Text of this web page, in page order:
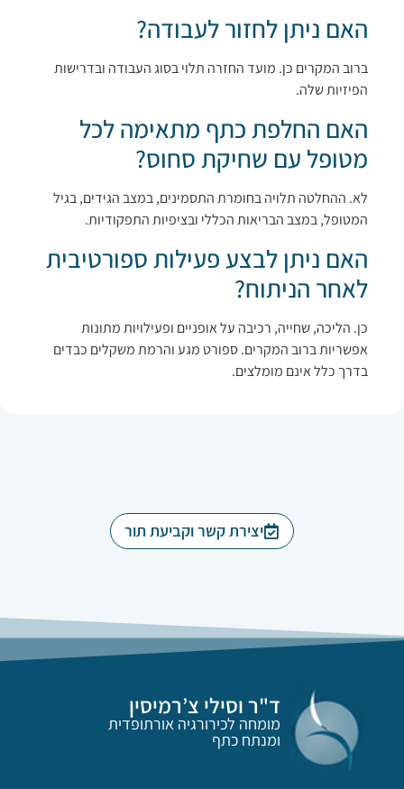
האם ניתן לחזור לעבודה?
ברוב המקרים כן. מועד החזרה תלוי בסוג העבודה ובדרישות
הפיזיות שלה.
האם החלפת כתף מתאימה לכל
מטופל עם שחיקת סחוס?
לא. ההחלטה תלויה בחומרת התסמינים, במצב הגידים, בגיל
המטופל, במצב הבריאות הכללי ובציפיות התפקודיות.
האם ניתן לבצע פעילות ספורטיבית
לאחר הניתוח?
כן. הליכה, שחייה, רכיבה על אופניים ופעילויות מתונות
אפשריות ברוב המקרים. ספורט מגע והרמת משקלים כבדים
בדרך כלל אינם מומלצים.
יצירת קשר וקביעת תור
ד"ר וסילי צ’רמיסין
מומחה לכירורגיה אורתופדית
ומנתח כתף